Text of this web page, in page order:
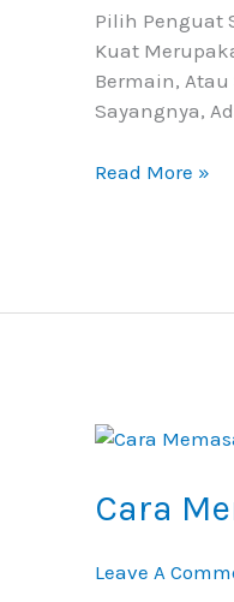
Pilih Penguat
Kuat
Bermain,
Sayangnya,
Untuk
Anda
Read More »
Cara
Leave A
Cara
Penguat
Sinyal
Dan